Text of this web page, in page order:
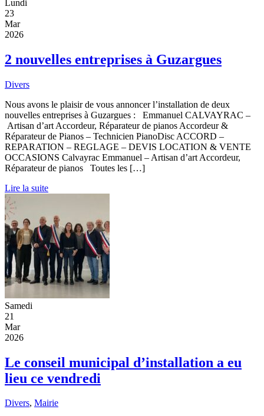
Lundi
23
Mar
2026
2 nouvelles entreprises à Guzargues
Divers
Nous avons le plaisir de vous annoncer l’installation de deux
nouvelles entreprises à Guzargues : Emmanuel CALVAYRAC –
Artisan d’art Accordeur, Réparateur de pianos Accordeur &
Réparateur de Pianos – Technicien PianoDisc ACCORD –
REPARATION – REGLAGE – DEVIS LOCATION & VENTE
OCCASIONS Calvayrac Emmanuel – Artisan d’art Accordeur,
Réparateur de pianos Toutes les […]
Lire la suite
Samedi
21
Mar
2026
Le conseil municipal d’installation a eu
lieu ce vendredi
Divers, Mairie